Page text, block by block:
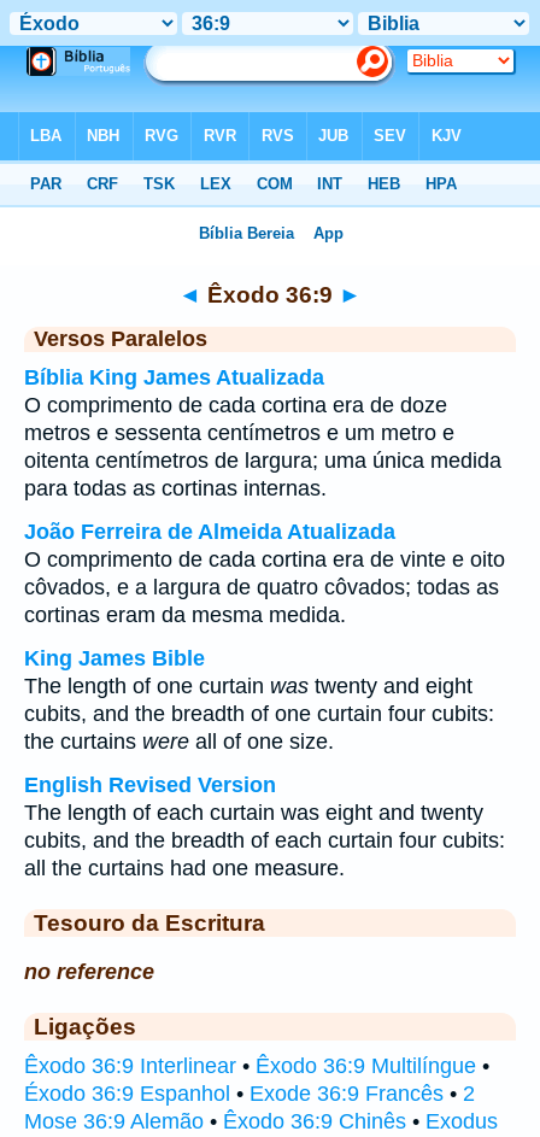
◄ Êxodo 36:9 ►
Versos Paralelos
Bíblia King James Atualizada
O comprimento de cada cortina era de doze
metros e sessenta centímetros e um metro e
oitenta centímetros de largura; uma única medida
para todas as cortinas internas.
João Ferreira de Almeida Atualizada
O comprimento de cada cortina era de vinte e oito
côvados, e a largura de quatro côvados; todas as
cortinas eram da mesma medida.
King James Bible
The length of one curtain was twenty and eight
cubits, and the breadth of one curtain four cubits:
the curtains were all of one size.
English Revised Version
The length of each curtain was eight and twenty
cubits, and the breadth of each curtain four cubits:
all the curtains had one measure.
Tesouro da Escritura
no reference
Ligações
Êxodo 36:9 Interlinear • Êxodo 36:9 Multilíngue •
Éxodo 36:9 Espanhol • Exode 36:9 Francês • 2
Mose 36:9 Alemão • Êxodo 36:9 Chinês • Exodus